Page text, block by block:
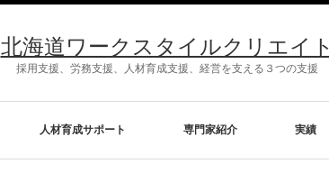
北海道ワークスタイルクリエイト
採用支援、労務支援、人材育成支援、経営を支える３つの支援
人材育成サポート 専門家紹介 実績